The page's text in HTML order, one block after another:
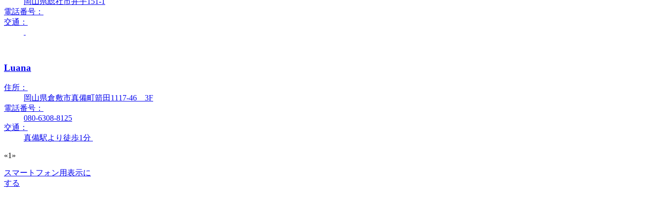
電話番号：
交通：
Luana
住所：
岡山県倉敷市真備町箭田1117-46 3F
電話番号：
080-6308-8125
交通：
真備駅より徒歩1分
«1 »
スマートフォン用表示に
する